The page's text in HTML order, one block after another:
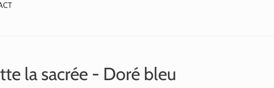
la sacrée - Doré bleu